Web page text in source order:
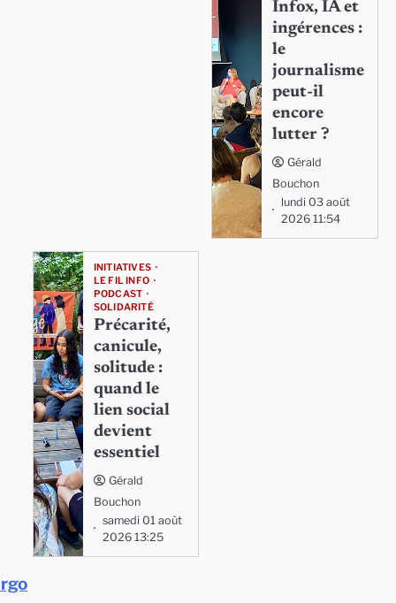
Infox, IA et
ingérences :
le
journalisme
peut-il
encore
lutter ?
Gérald
Bouchon
lundi 03 août
2026 11:54
INITIATIVES
LE FIL INFO
PODCAST
SOLIDARITÉ
Précarité,
canicule,
solitude :
quand le
lien social
devient
essentiel
Gérald
Bouchon
samedi 01 août
2026 13:25